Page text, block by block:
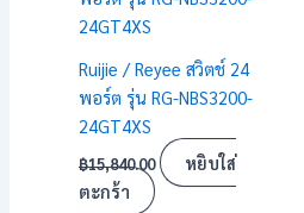
Ruijie / Reyee สวิตช์ 24
พอร์ต รุ่น RG-NBS3200-
24GT4XS
฿15,840.00
หยิบใส่
ตะกร้า